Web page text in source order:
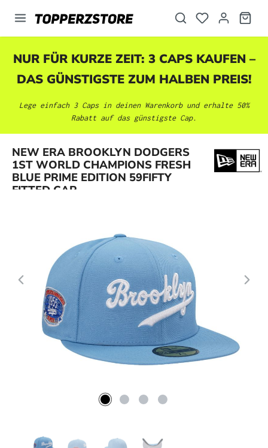
springen
NUR FÜR KURZE ZEIT: 3 CAPS KAUFEN –
DAS GÜNSTIGSTE ZUM HALBEN PREIS!
Lege einfach 3 Caps in deinen Warenkorb und erhalte 50%
Rabatt auf das günstigste Cap.
NEW ERA BROOKLYN DODGERS
1ST WORLD CHAMPIONS FRESH
BLUE PRIME EDITION 59FIFTY
FITTED CAP
Bildergalerie überspringen